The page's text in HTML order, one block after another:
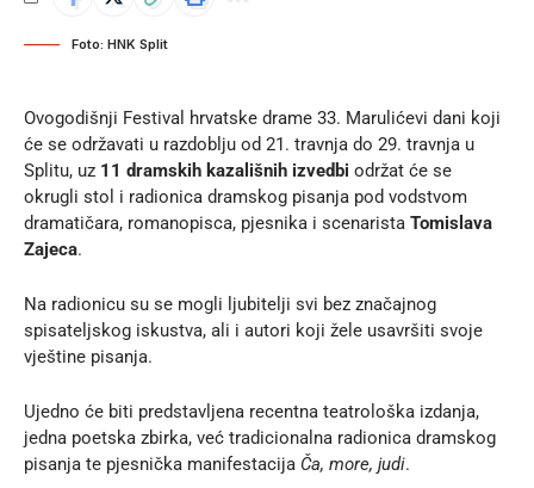
Foto: HNK Split
Ovogodišnji Festival hrvatske drame 33. Marulićevi dani koji
će se održavati u razdoblju od 21. travnja do 29. travnja u
Splitu, uz 11 dramskih kazališnih izvedbi održat će se
okrugli stol i radionica dramskog pisanja pod vodstvom
dramatičara, romanopisca, pjesnika i scenarista Tomislava
Zajeca.
Na radionicu su se mogli ljubitelji svi bez značajnog
spisateljskog iskustva, ali i autori koji žele usavršiti svoje
vještine pisanja.
Ujedno će biti predstavljena recentna teatrološka izdanja,
jedna poetska zbirka, već tradicionalna radionica dramskog
pisanja te pjesnička manifestacija Ča, more, judi.